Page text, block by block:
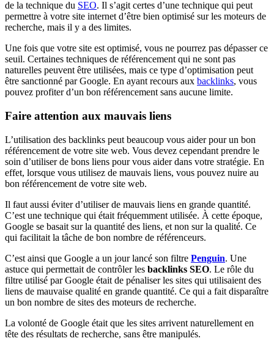
de la technique du SEO. Il s’agit certes d’une technique qui peut
permettre à votre site internet d’être bien optimisé sur les moteurs de
recherche, mais il y a des limites.
Une fois que votre site est optimisé, vous ne pourrez pas dépasser ce
seuil. Certaines techniques de référencement qui ne sont pas
naturelles peuvent être utilisées, mais ce type d’optimisation peut
être sanctionné par Google. En ayant recours aux backlinks, vous
pouvez profiter d’un bon référencement sans aucune limite.
Faire attention aux mauvais liens
L’utilisation des backlinks peut beaucoup vous aider pour un bon
référencement de votre site web. Vous devez cependant prendre le
soin d’utiliser de bons liens pour vous aider dans votre stratégie. En
effet, lorsque vous utilisez de mauvais liens, vous pouvez nuire au
bon référencement de votre site web.
Il faut aussi éviter d’utiliser de mauvais liens en grande quantité.
C’est une technique qui était fréquemment utilisée. À cette époque,
Google se basait sur la quantité des liens, et non sur la qualité. Ce
qui facilitait la tâche de bon nombre de référenceurs.
C’est ainsi que Google a un jour lancé son filtre Penguin. Une
astuce qui permettait de contrôler les backlinks SEO. Le rôle du
filtre utilisé par Google était de pénaliser les sites qui utilisaient des
liens de mauvaise qualité en grande quantité. Ce qui a fait disparaître
un bon nombre de sites des moteurs de recherche.
La volonté de Google était que les sites arrivent naturellement en
tête des résultats de recherche, sans être manipulés.